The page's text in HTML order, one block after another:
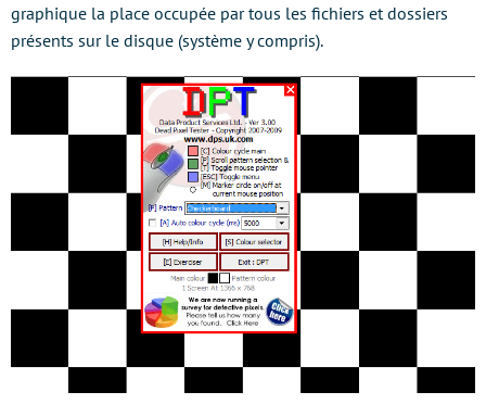
graphique la place occupée par tous les fichiers et dossiers
présents sur le disque (système y compris).